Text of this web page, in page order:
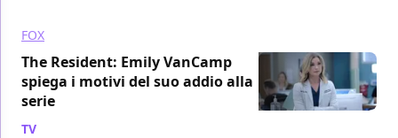
FOX
The Resident: Emily VanCamp
spiega i motivi del suo addio alla
serie
TV